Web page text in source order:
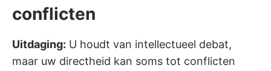
conflicten
Uitdaging: U houdt van intellectueel debat,
maar uw directheid kan soms tot conflicten